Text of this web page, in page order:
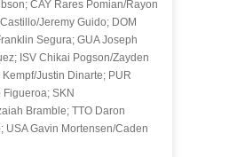
CAY Rares Pomian/Rayon
Jeremy Guido; DOM
Segura; GUA Joseph
ISV Chikai Pogson/Zayden
Justin Dinarte; PUR
SKN
Bramble; TTO Daron
USA Gavin Mortensen/Caden